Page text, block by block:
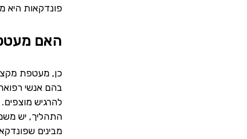
פונדקאות היא
האם
כן, מעטפת
בהם אנשי
להרגיש
התהליך, יש
מבינים